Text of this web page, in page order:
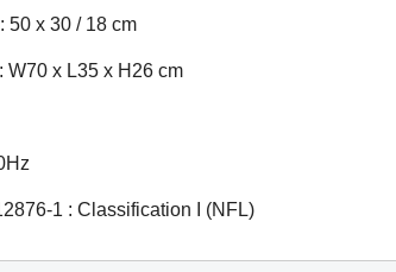
50 x 30 / 18 cm
W70 x L35 x H26 cm
1 : Classification I (NFL)